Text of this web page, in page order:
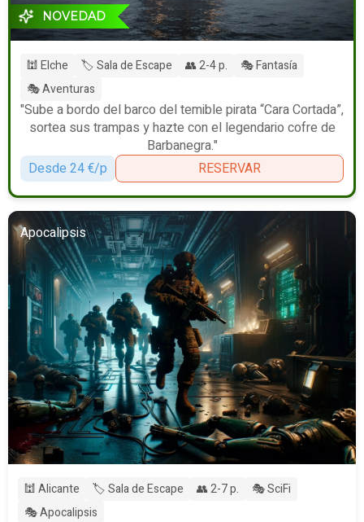
NOVEDAD
🕍 Elche 🏷️ Sala de Escape 👥 2-4 p.
🎭 Fantasía
🎭 Aventuras
"Sube a bordo del barco del temible pirata “Cara Cortada”,
sortea sus trampas y hazte con el legendario cofre de
Barbanegra."
Desde 24 €/p
RESERVAR
Apocalipsis
🕍 Alicante 🏷️ Sala de Escape 👥 2-7 p.
🎭 SciFi
🎭 Apocalipsis